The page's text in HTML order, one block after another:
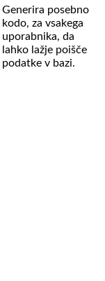
Generira posebno
kodo, za vsakega
uporabnika, da
lahko lažje poišče
podatke v bazi.